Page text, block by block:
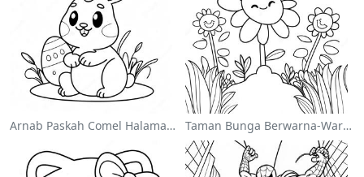
Arnab Paskah Comel Halaman Mewarna Taman Bunga Berwarna-Warni Halaman Mewarna